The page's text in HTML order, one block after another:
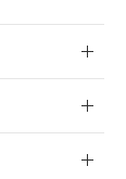
利
４
出